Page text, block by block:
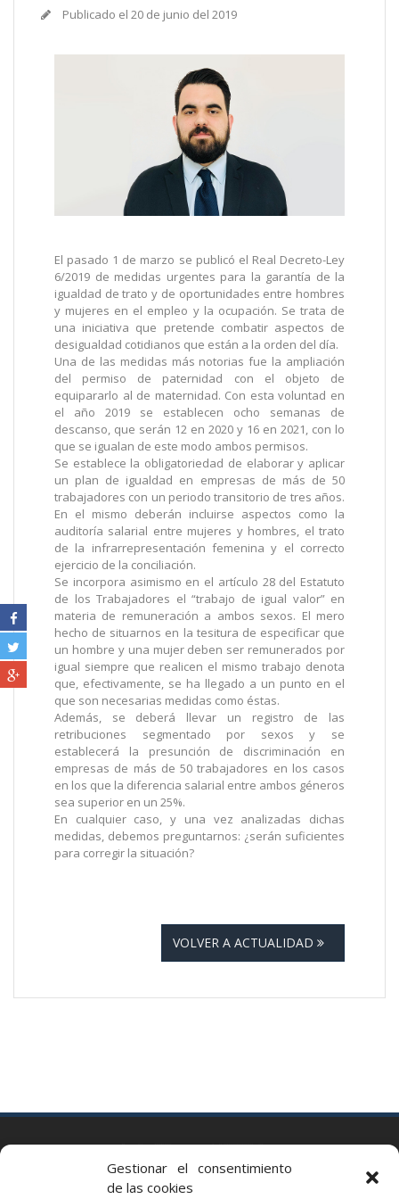
Gestionar el consentimiento
de las cookies
Publicado el 20 de junio del 2019
El pasado 1 de marzo se publicó el Real Decreto-Ley
6/2019 de medidas urgentes para la garantía de la
igualdad de trato y de oportunidades entre hombres
y mujeres en el empleo y la ocupación. Se trata de
una iniciativa que pretende combatir aspectos de
desigualdad cotidianos que están a la orden del día.
Una de las medidas más notorias fue la ampliación
del permiso de paternidad con el objeto de
equipararlo al de maternidad. Con esta voluntad en
el año 2019 se establecen ocho semanas de
descanso, que serán 12 en 2020 y 16 en 2021, con lo
que se igualan de este modo ambos permisos.
Se establece la obligatoriedad de elaborar y aplicar
un plan de igualdad en empresas de más de 50
trabajadores con un periodo transitorio de tres años.
En el mismo deberán incluirse aspectos como la
auditoría salarial entre mujeres y hombres, el trato
de la infrarrepresentación femenina y el correcto
ejercicio de la conciliación.
Se incorpora asimismo en el artículo 28 del Estatuto
de los Trabajadores el “trabajo de igual valor” en
materia de remuneración a ambos sexos. El mero
hecho de situarnos en la tesitura de especificar que
un hombre y una mujer deben ser remunerados por
igual siempre que realicen el mismo trabajo denota
que, efectivamente, se ha llegado a un punto en el
que son necesarias medidas como éstas.
Además, se deberá llevar un registro de las
retribuciones segmentado por sexos y se
establecerá la presunción de discriminación en
empresas de más de 50 trabajadores en los casos
en los que la diferencia salarial entre ambos géneros
sea superior en un 25%.
En cualquier caso, y una vez analizadas dichas
medidas, debemos preguntarnos: ¿serán suficientes
para corregir la situación?
VOLVER A ACTUALIDAD
Via Augusta 2 bis, 3º, 08006 Barcelona